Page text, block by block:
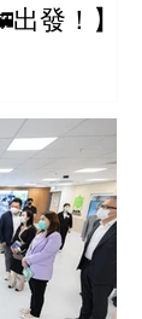
出發！】